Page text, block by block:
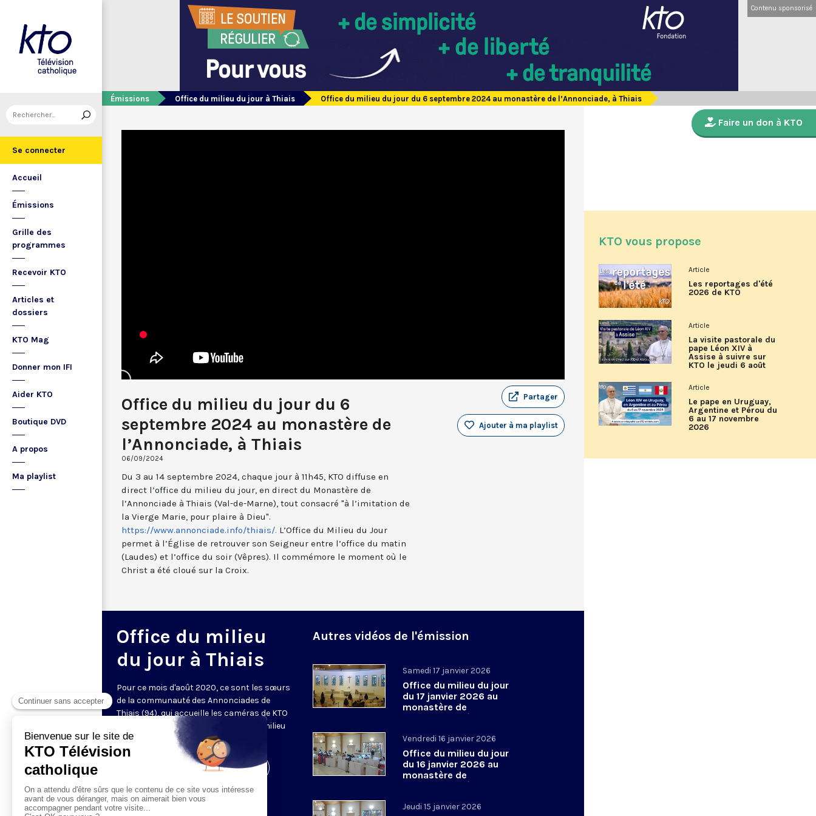
Se connecter
Accueil
Émissions
Grille des
programmes
Recevoir KTO
Articles et
dossiers
KTO Mag
Donner mon IFI
Aider KTO
Boutique DVD
A propos
Ma playlist
Contenu sponsorisé
Émissions Office du milieu du jour à Thiais Office du milieu du jour du 6 septembre 2024 au monastère de l’Annonciade, à Thiais
Office du milieu du jour du 6
septembre 2024 au monastère de
l’Annonciade, à Thiais
06/09/2024
Partager
Ajouter à ma playlist
Du 3 au 14 septembre 2024, chaque jour à 11h45, KTO diffuse en
direct l’office du milieu du jour, en direct du Monastère de
l’Annonciade à Thiais (Val-de-Marne), tout consacré "à l’imitation de
la Vierge Marie, pour plaire à Dieu".
https://www.annonciade.info/thiais/. L’Office du Milieu du Jour
permet à l’Église de retrouver son Seigneur entre l’office du matin
(Laudes) et l’office du soir (Vêpres). Il commémore le moment où le
Christ a été cloué sur la Croix.
Office du milieu
du jour à Thiais
Pour ce mois d'août 2020, ce sont les sœurs
de la communauté des Annonciades de
Thiais (94), qui accueille les caméras de KTO
pour les laudes à 07h00 et l'office du milieu
du jour à 11h45 (et non plus à 12h30).
Visiter la page de l'émission
Autres vidéos de l'émission
Samedi 17 janvier 2026
Office du milieu du jour
du 17 janvier 2026 au
monastère de
l’Annonciade, à Thiais
Vendredi 16 janvier 2026
Office du milieu du jour
du 16 janvier 2026 au
monastère de
l’Annonciade, à Thiais
Jeudi 15 janvier 2026
Faire un don à KTO
KTO vous propose
Article
Les reportages d'été
2026 de KTO
Article
La visite pastorale du
pape Léon XIV à
Assise à suivre sur
KTO le jeudi 6 août
Article
Le pape en Uruguay,
Argentine et Pérou du
6 au 17 novembre
2026